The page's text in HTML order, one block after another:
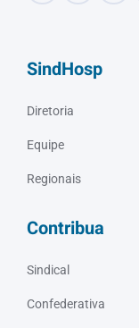
SindHosp
Diretoria
Equipe
Regionais
Contribua
Sindical
Confederativa